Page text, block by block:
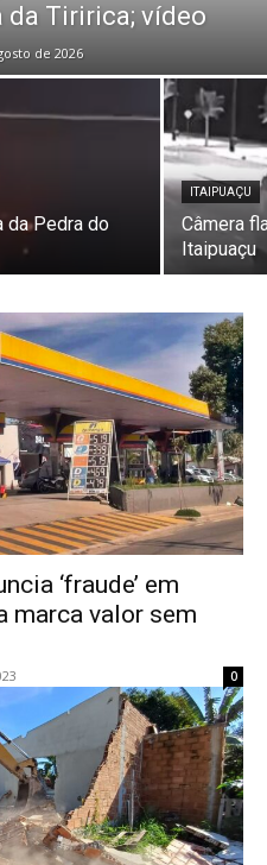
da Tiririca; vídeo
de 2026
da Pedra do
ITAIPUAÇU
Câmera
Itaipuaçu
‘fraude’ em
marca valor sem
0